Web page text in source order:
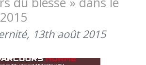
13th août 2015